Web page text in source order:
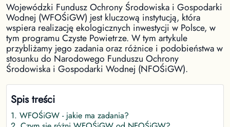
Wojewódzki Fundusz Ochrony Środowiska i Gospodarki
Wodnej (WFOŚiGW) jest kluczową instytucją, która
wspiera realizację ekologicznych inwestycji w Polsce, w
tym programu Czyste Powietrze. W tym artykule
przybliżamy jego zadania oraz różnice i podobieństwa w
stosunku do Narodowego Funduszu Ochrony
Środowiska i Gospodarki Wodnej (NFOŚiGW).
Spis treści
1. WFOŚiGW - jakie ma zadania?